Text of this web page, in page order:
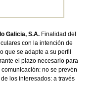
Galicia, S.A. Finalidad del
con la intención de
que se adapte a su perfil
el plazo necesario para
no se prevén
los interesados: a través